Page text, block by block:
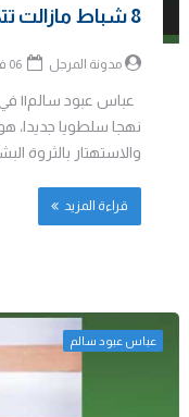
8 شباط مازالت تتكرر..!
مدونة المرجل
نهجا سلطويا جديدا، هو
والاستهتار بالثروة
قراءة المزيد
عباس عبود سالم